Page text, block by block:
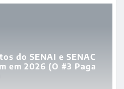
do SENAI e SENAC
em 2026 (O #3 Paga